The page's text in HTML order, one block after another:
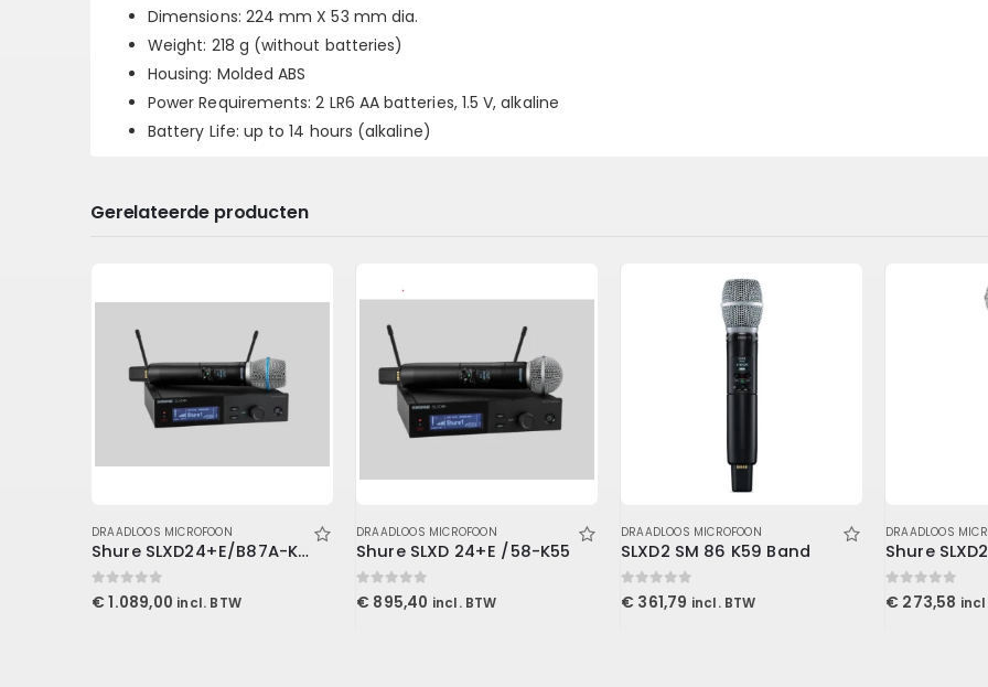
Dimensions: 224 mm X 53 mm dia.
Weight: 218 g (without batteries)
Housing: Molded ABS
Power Requirements: 2 LR6 AA batteries, 1.5 V, alkaline
Battery Life: up to 14 hours (alkaline)
Gerelateerde producten
DRAADLOOS MICROFOON
Shure SLXD24+E/B87A-K55
0out of 5
€ 1.089,00 incl. BTW
DRAADLOOS MICROFOON
Shure SLXD 24+E /58-K55
0out of 5
€ 895,40 incl. BTW
DRAADLOOS MICROFOON
SLXD2 SM 86 K59 Band
0out of 5
€ 361,79 incl. BTW
DRAADLOOS
0out of 5
€ 273,58